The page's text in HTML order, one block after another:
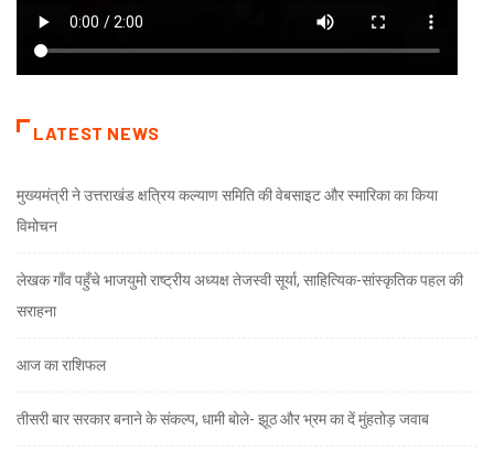
LATEST NEWS
मुख्यमंत्री ने उत्तराखंड क्षत्रिय कल्याण समिति की वेबसाइट और स्मारिका का किया
विमोचन
लेखक गाँव पहुँचे भाजयुमो राष्ट्रीय अध्यक्ष तेजस्वी सूर्या, साहित्यिक-सांस्कृतिक पहल की
सराहना
आज का राशिफल
तीसरी बार सरकार बनाने के संकल्प, धामी बोले- झूठ और भ्रम का दें मुंहतोड़ जवाब